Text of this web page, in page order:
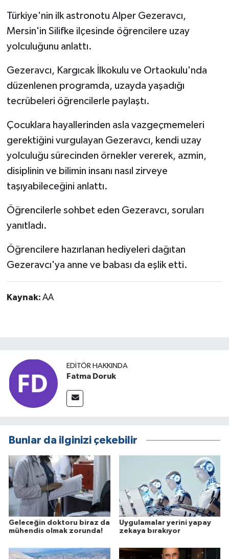
Türkiye'nin ilk astronotu Alper Gezeravcı,
Mersin'in Silifke ilçesinde öğrencilere uzay
yolculuğunu anlattı.
Gezeravcı, Kargıcak İlkokulu ve Ortaokulu'nda
düzenlenen programda, uzayda yaşadığı
tecrübeleri öğrencilerle paylaştı.
Çocuklara hayallerinden asla vazgeçmemeleri
gerektiğini vurgulayan Gezeravcı, kendi uzay
yolculuğu sürecinden örnekler vererek, azmin,
disiplinin ve bilimin insanı nasıl zirveye
taşıyabileceğini anlattı.
Öğrencilerle sohbet eden Gezeravcı, soruları
yanıtladı.
Öğrencilere hazırlanan hediyeleri dağıtan
Gezeravcı'ya anne ve babası da eşlik etti.
Kaynak: AA
EDITÖR HAKKINDA
Fatma Doruk
Bunlar da ilginizi çekebilir
Geleceğin doktoru biraz da
mühendis olmak zorunda!
Uygulamalar yerini yapay
zekaya bırakıyor